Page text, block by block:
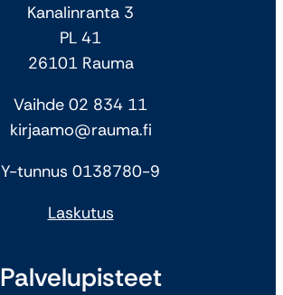
Kanalinranta 3
PL 41
26101 Rauma
Vaihde 02 834 11
kirjaamo@rauma.fi
Y-tunnus 0138780-9
Laskutus
Palvelupisteet